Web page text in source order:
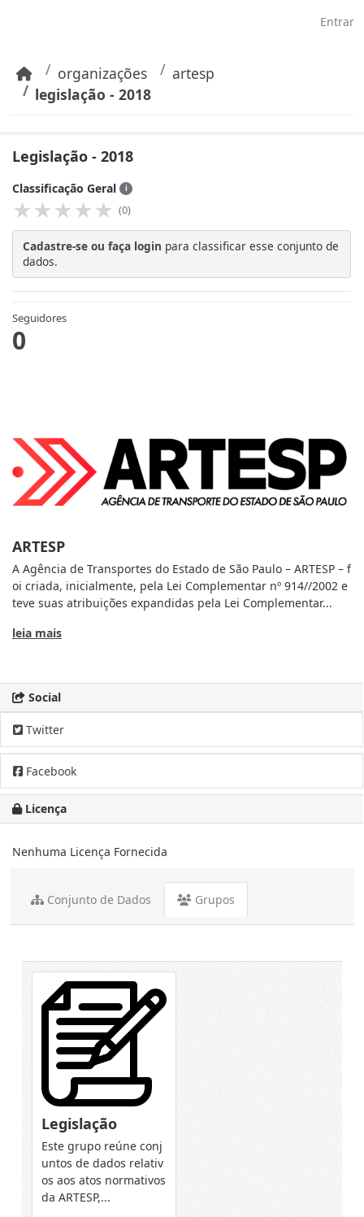
Entrar
organizações
artesp
legislação - 2018
Legislação - 2018
Classificação Geral ℹ
★★★★★ (0)
Cadastre-se ou faça login para classificar esse conjunto de
dados.
Seguidores
0
ARTESP
A Agência de Transportes do Estado de São Paulo – ARTESP – f
oi criada, inicialmente, pela Lei Complementar nº 914//2002 e
teve suas atribuições expandidas pela Lei Complementar...
leia mais
Social
Twitter
Facebook
Licença
Nenhuma Licença Fornecida
Conjunto de Dados Grupos
Legislação
Este grupo reúne conj
untos de dados relativ
os aos atos normativos
da ARTESP,...